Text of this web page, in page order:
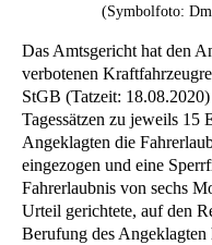
(Symbolfoto:
Das Amtsgericht hat den
verbotenen
StGB (Tatzeit:
Tagessätzen zu jeweils 15
Angeklagten die
eingezogen und eine
Fahrerlaubnis von sechs
Urteil gerichtete, auf den
Berufung des